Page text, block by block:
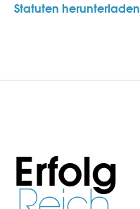
Statuten herunterladen
Erfolg